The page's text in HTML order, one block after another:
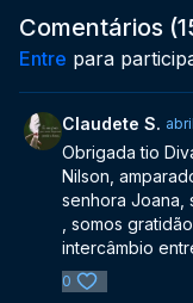
Comentários (
Entre para
Claudete S.
Obrigada tio
Nilson,
senhora Joana,
, somos
intercâmbio
0